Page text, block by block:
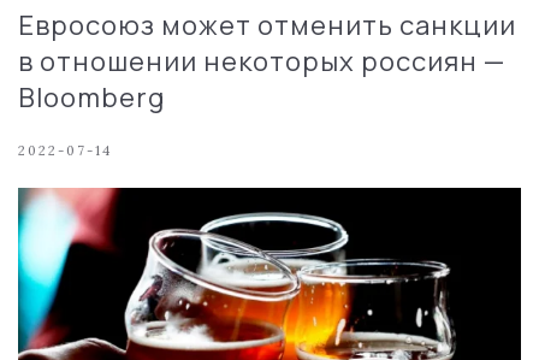
Евросоюз может отменить санкции
в отношении некоторых россиян —
Bloomberg
2022-07-14